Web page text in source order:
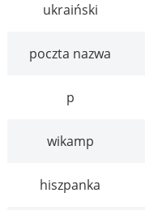
ukraiński
poczta nazwa
p
wikamp
hiszpanka